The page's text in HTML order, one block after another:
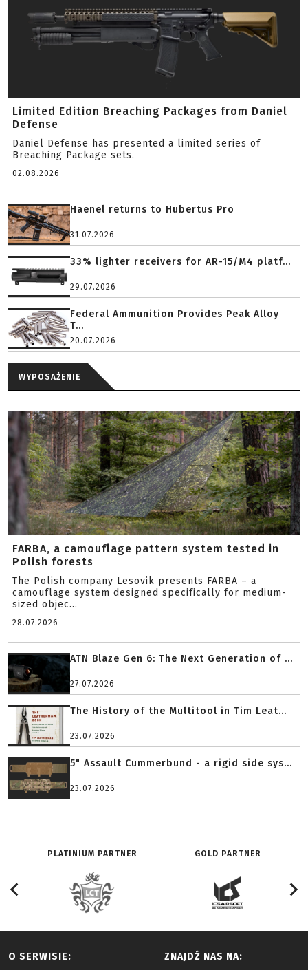
Limited Edition Breaching Packages from Daniel
Defense
Daniel Defense has presented a limited series of
Breaching Package sets.
02.08.2026
Haenel returns to Hubertus Pro
31.07.2026
33% lighter receivers for AR-15/M4 platf...
29.07.2026
Federal Ammunition Provides Peak Alloy
T...
20.07.2026
WYPOSAŻENIE
FARBA, a camouflage pattern system tested in
Polish forests
The Polish company Lesovik presents FARBA – a
camouflage system designed specifically for medium-
sized objec...
28.07.2026
ATN Blaze Gen 6: The Next Generation of ...
27.07.2026
The History of the Multitool in Tim Leat...
23.07.2026
5" Assault Cummerbund - a rigid side sys...
23.07.2026
PLATINIUM PARTNER GOLD PARTNER
O SERWISIE: ZNAJDŹ NAS NA: